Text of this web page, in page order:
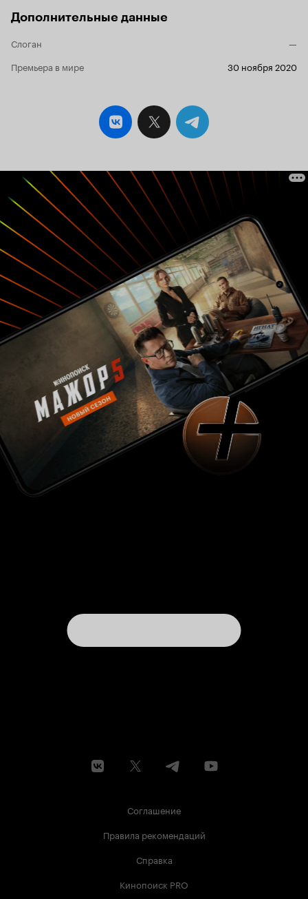
Дополнительные данные
Слоган
—
Премьера в мире
30 ноября 2020
Соглашение
Правила рекомендаций
Справка
Кинопоиск PRO